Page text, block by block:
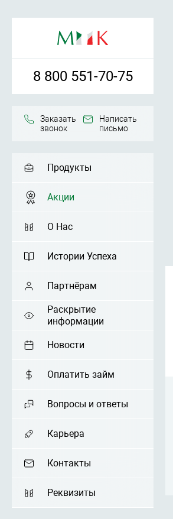
8 800 551-70-75
Заказать
звонок
Написать
письмо
Продукты
Акции
О Нас
Истории Успеха
Партнёрам
Раскрытие
информации
Новости
Оплатить займ
Вопросы и ответы
Карьера
Контакты
Реквизиты